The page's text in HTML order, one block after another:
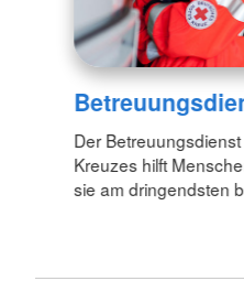
Der
Kreuzes hilft
sie am dringendsten